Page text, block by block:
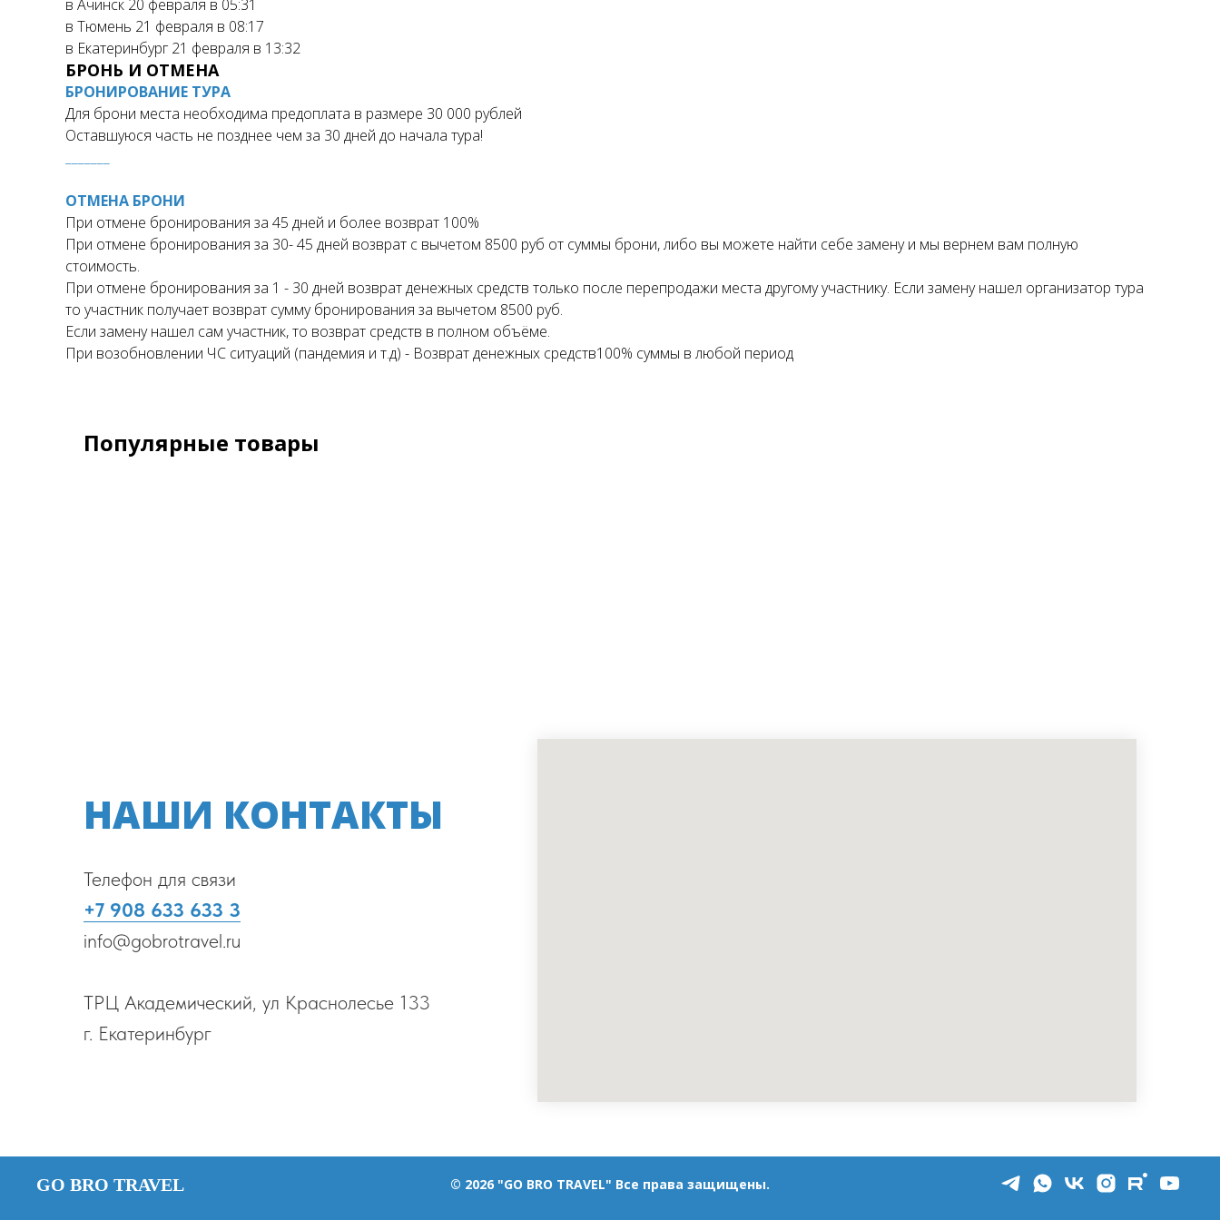
в Ачинск 20 февраля в 05:31
в Тюмень 21 февраля в 08:17
в Екатеринбург 21 февраля в 13:32
БРОНЬ И ОТМЕНА
БРОНИРОВАНИЕ ТУРА
Для брони места необходима предоплата в размере 30 000 рублей
Оставшуюся часть не позднее чем за 30 дней до начала тура!
ОТМЕНА БРОНИ
При отмене бронирования за 45 дней и более возврат 100%
При отмене бронирования за 30- 45 дней возврат с вычетом 8500 руб от суммы брони, либо вы можете найти себе замену и мы вернем вам полную
стоимость.
При отмене бронирования за 1 - 30 дней возврат денежных средств только после перепродажи места другому участнику. Если замену нашел организатор тура
то участник получает возврат сумму бронирования за вычетом 8500 руб.
Если замену нашел сам участник, то возврат средств в полном объёме.
При возобновлении ЧС ситуаций (пандемия и т.д) - Возврат денежных средств100% суммы в любой период
Популярные товары
НАШИ КОНТАКТЫ
Телефон для связи
+7 908 633 633 3
info@gobrotravel.ru
ТРЦ Академический, ул Краснолесье 133
г. Екатеринбург
GO BRO TRAVEL © 2026 "GO BRO TRAVEL" Все права защищены.